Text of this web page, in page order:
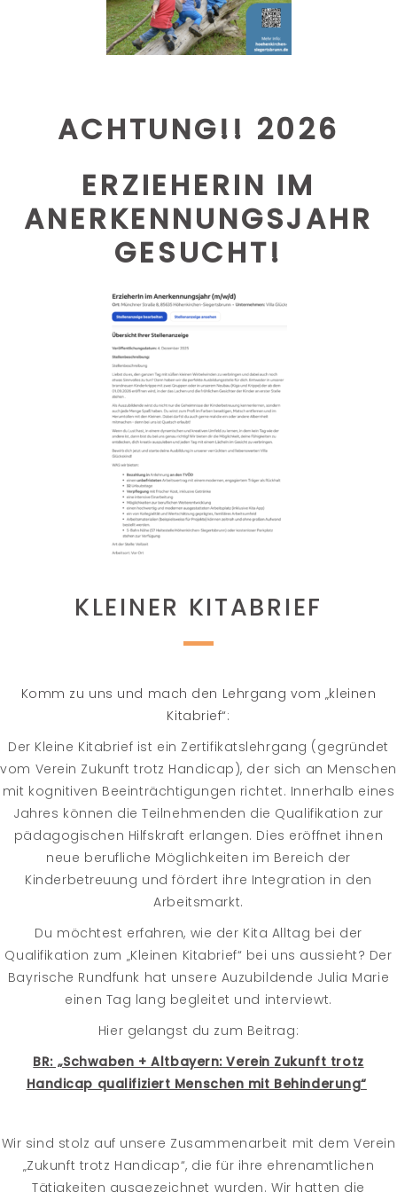
ACHTUNG!! 2026
ERZIEHERIN IM
ANERKENNUNGSJAHR
GESUCHT!
KLEINER KITABRIEF
Komm zu uns und mach den Lehrgang vom „kleinen
Kitabrief“:
Der Kleine Kitabrief ist ein Zertifikatslehrgang (gegründet
vom Verein Zukunft trotz Handicap), der sich an Menschen
mit kognitiven Beeinträchtigungen richtet. Innerhalb eines
Jahres können die Teilnehmenden die Qualifikation zur
pädagogischen Hilfskraft erlangen. Dies eröffnet ihnen
neue berufliche Möglichkeiten im Bereich der
Kinderbetreuung und fördert ihre Integration in den
Arbeitsmarkt.
Du möchtest erfahren, wie der Kita Alltag bei der
Qualifikation zum „Kleinen Kitabrief“ bei uns aussieht? Der
Bayrische Rundfunk hat unsere Auzubildende Julia Marie
einen Tag lang begleitet und interviewt.
Hier gelangst du zum Beitrag:
BR: „Schwaben + Altbayern: Verein Zukunft trotz
Handicap qualifiziert Menschen mit Behinderung“
Wir sind stolz auf unsere Zusammenarbeit mit dem Verein
„Zukunft trotz Handicap“, die für ihre ehrenamtlichen
Tätigkeiten ausgezeichnet wurden. Wir hatten die